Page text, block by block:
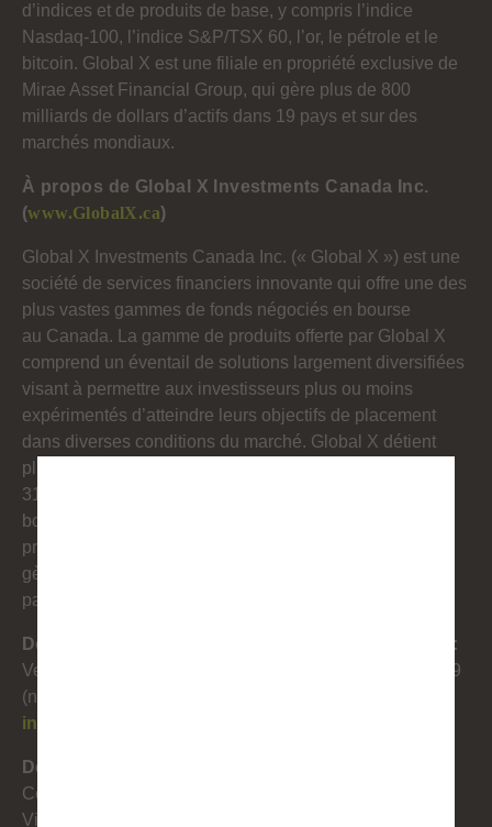
d’indices et de produits de base, y compris l’indice
Nasdaq-100, l’indice S&P/TSX 60, l’or, le pétrole et le
bitcoin. Global X est une filiale en propriété exclusive de
Mirae Asset Financial Group, qui gère plus de 800
milliards de dollars d’actifs dans 19 pays et sur des
marchés mondiaux.
À propos de Global X Investments Canada Inc.
(www.GlobalX.ca)
Global X Investments Canada Inc. (« Global X ») est une
société de services financiers innovante qui offre une des
plus vastes gammes de fonds négociés en bourse
au Canada. La gamme de produits offerte par Global X
comprend un éventail de solutions largement diversifiées
visant à permettre aux investisseurs plus ou moins
expérimentés d’atteindre leurs objectifs de placement
dans diverses conditions du marché. Global X détient
plus de 40 milliards de dollars en actifs sous gestion au
31 juillet 2025 et 152 FNB négociés sur les principales
bourses canadiennes. Global X est une filiale en
propriété exclusive du Mirae Asset Financial Group, qui
gère plus de 800 milliards de dollars d’actifs dans 19
pays et sur des marchés internationaux.
Demandes de renseignements des investisseurs :
Veuillez communiquer avec Global X au 1 866 641-5739
(numéro sans frais) ou au 416 933-5745
info@GlobalX.ca
Demandes de renseignements des médias :
Communiquez avec Jonathan McGuire
Vice-président des communications